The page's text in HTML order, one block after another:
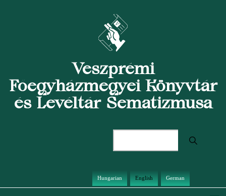
Veszprémi
Főegyházmegyei Könyvtár
és Levéltár Sematizmusa
Hungarian English German